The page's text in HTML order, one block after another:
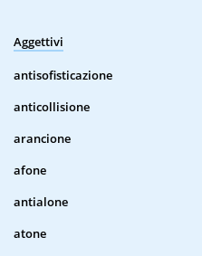
Aggettivi
antisofisticazione
anticollisione
arancione
afone
antialone
atone